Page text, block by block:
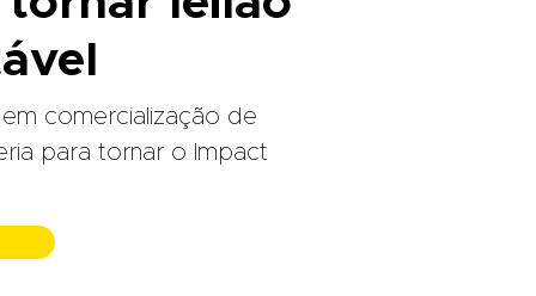
comercialização de
para tornar o Impact